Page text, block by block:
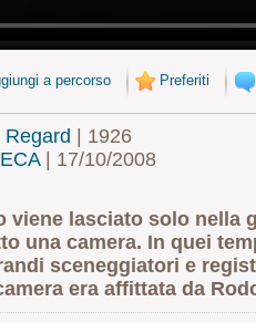
a percorso Preferiti
Regard | 1926
| 17/10/2008
viene lasciato solo nella
una camera. In quei
sceneggiatori e
era affittata da